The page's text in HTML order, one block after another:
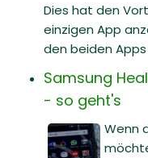
Dies hat den
einzigen App
den beiden
Samsung
- so geht's
Wenn